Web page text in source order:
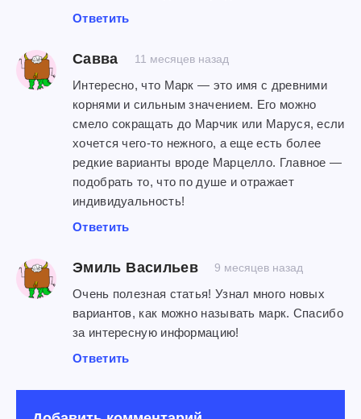
Ответить
Савва 11 месяцев назад
Интересно, что Марк — это имя с древними
корнями и сильным значением. Его можно
смело сокращать до Марчик или Маруся, если
хочется чего-то нежного, а еще есть более
редкие варианты вроде Марцелло. Главное —
подобрать то, что по душе и отражает
индивидуальность!
Ответить
Эмиль Васильев 9 месяцев назад
Очень полезная статья! Узнал много новых
вариантов, как можно называть марк. Спасибо
за интересную информацию!
Ответить